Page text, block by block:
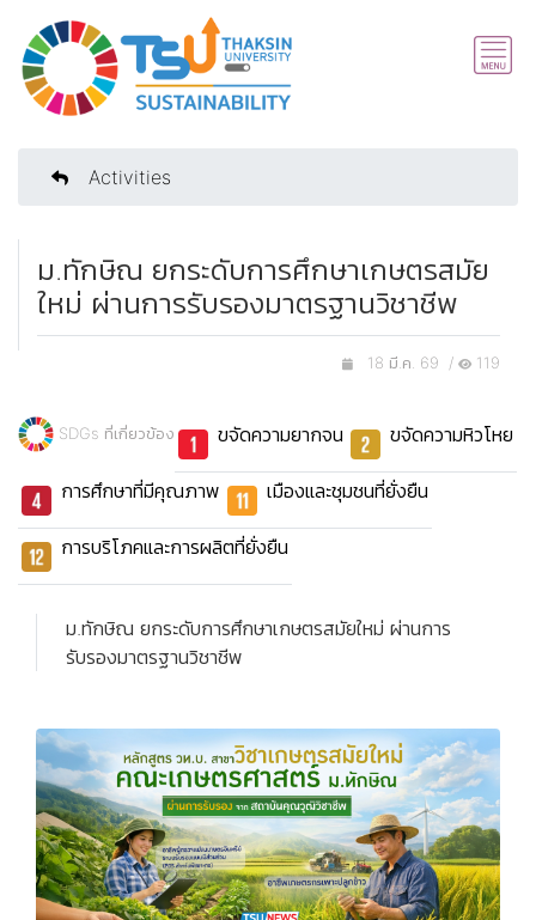
Activities
ม.ทักษิณ ยกระดับการศึกษาเกษตรสมัย
ใหม่ ผ่านการรับรองมาตรฐานวิชาชีพ
18 มี.ค. 69 / 119
SDGs ที่เกี่ยวข้อง ขจัดความยากจน ขจัดความหิวโหย
การศึกษาที่มีคุณภาพ เมืองและชุมชนที่ยั่งยืน
การบริโภคและการผลิตที่ยั่งยืน
ม.ทักษิณ ยกระดับการศึกษาเกษตรสมัยใหม่ ผ่านการ
รับรองมาตรฐานวิชาชีพ